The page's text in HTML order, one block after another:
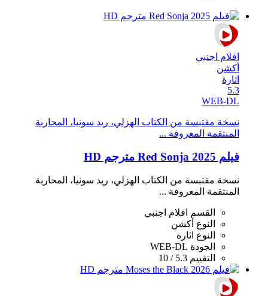
افلام اجنبي
أكشن
اثارة
5.3
WEB-DL
نسخة مقتبسة من الكتاب الهزلي، ريد سونيا، المحاربة
المنتقمة المعروفة ...
فيلم Red Sonja 2025 مترجم HD
نسخة مقتبسة من الكتاب الهزلي، ريد سونيا، المحاربة
المنتقمة المعروفة ...
القسم
افلام اجنبي
النوع أكشن
النوع اثارة
الجودة WEB-DL
التقييم 5.3 / 10